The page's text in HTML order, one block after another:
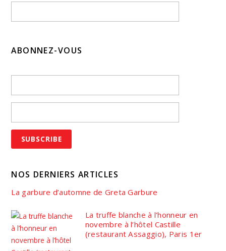
ABONNEZ-VOUS
NOS DERNIERS ARTICLES
La garbure d’automne de Greta Garbure
La truffe blanche à l’honneur en
novembre à l’hôtel Castille
(restaurant Assaggio), Paris 1er